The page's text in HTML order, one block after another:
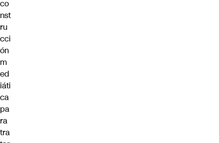
co
nst
ru
cci
ón
m
ed
iáti
ca
pa
ra
tra